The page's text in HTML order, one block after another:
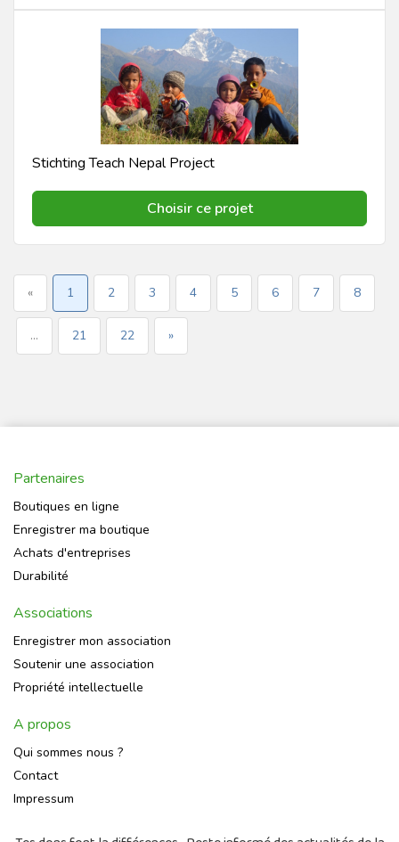
Stichting Teach Nepal Project
Choisir ce projet
« 1 2 3 4 5 6 7 8
... 21 22 »
Partenaires
Boutiques en ligne
Enregistrer ma boutique
Achats d'entreprises
Durabilité
Associations
Enregistrer mon association
Soutenir une association
Propriété intellectuelle
A propos
Qui sommes nous ?
Contact
Impressum